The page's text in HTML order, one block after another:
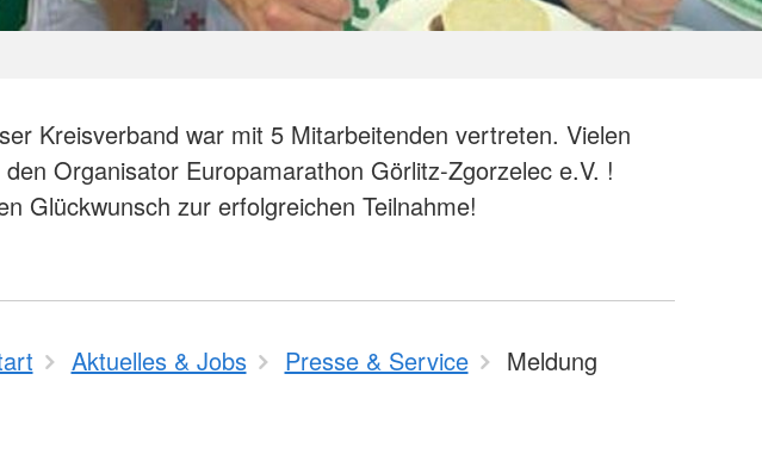
Kreisverband war mit 5 Mitarbeitenden vertreten. Vielen
Organisator Europamarathon Görlitz-Zgorzelec e.V. !
Glückwunsch zur erfolgreichen Teilnahme!
Aktuelles & Jobs Presse & Service Meldung